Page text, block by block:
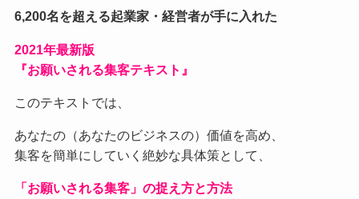
6,200名を超える起業家・経営者が手に入れた
2021年最新版
『お願いされる集客テキスト』
このテキストでは、
あなたの（あなたのビジネスの）価値を高め、
集客を簡単にしていく絶妙な具体策として、
「お願いされる集客」の捉え方と方法